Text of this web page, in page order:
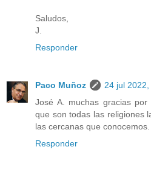
Saludos,
J.
Responder
Paco Muñoz
24 jul
José A. muchas gracias
que son todas las religiones
las cercanas que conocemos.
Responder